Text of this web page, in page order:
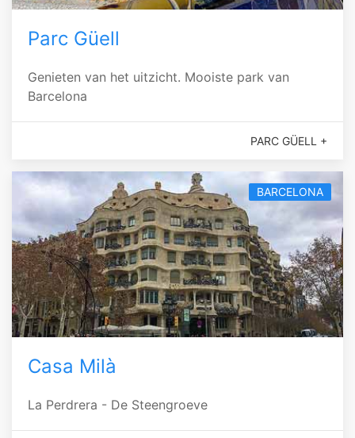
Parc Güell
Genieten van het uitzicht. Mooiste park van
Barcelona
PARC GÜELL +
BARCELONA
Casa Milà
La Perdrera - De Steengroeve